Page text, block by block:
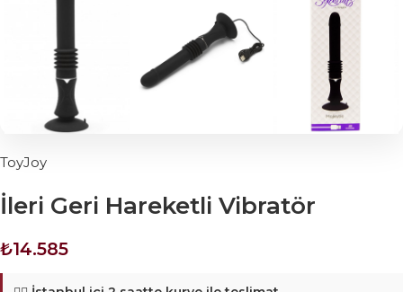
ToyJoy
İleri Geri Hareketli Vibratör
₺14.585